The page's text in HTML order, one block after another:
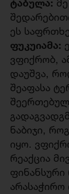
ტაბულა:
ეს
ფუკუიამა:
ვფიქრობ,
დაუშვა,
შეაფასა
ნაბიჯი,
იყო.
რეაქცია